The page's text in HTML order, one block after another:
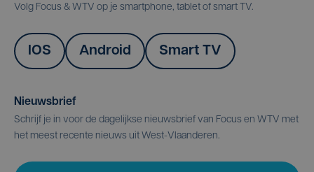
Volg Focus & WTV op je smartphone, tablet of smart TV.
IOS Android Smart TV
Nieuwsbrief
Schrijf je in voor de dagelijkse nieuwsbrief van Focus en WTV met
het meest recente nieuws uit West-Vlaanderen.